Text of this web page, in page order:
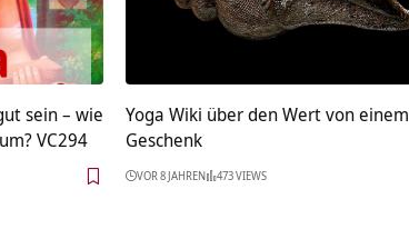
sein – wie
VC294
Yoga Wiki über den Wert von einem
Geschenk
VOR 8 JAHREN 473 VIEWS